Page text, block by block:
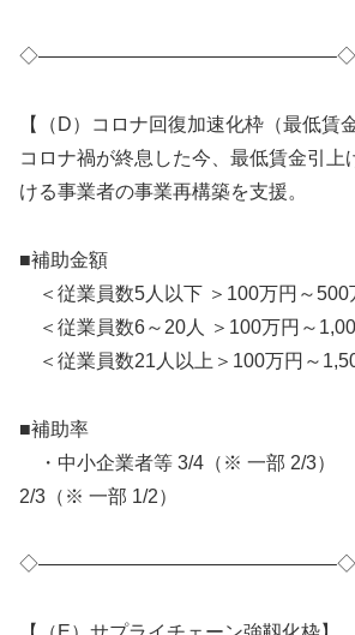
◇———————————————–◇
【（D）コロナ回復加速化枠（最低賃
コロナ禍が終息した今、最低賃金引上
ける事業者の事業再構築を支援。
■補助金額
＜従業員数5人以下 ＞100万円～500
＜従業員数6～20人 ＞100万円～
＜従業員数21人以上＞100万円～
■補助率
・中小企業者等 3/4（※ 一部 2/3）
2/3（※ 一部 1/2）
◇———————————————–◇